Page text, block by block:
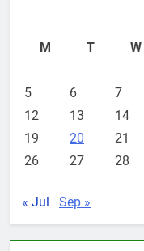
M
T W
5
6 7
12
13 14
19
20 21
26
27 28
« Jul Sep »